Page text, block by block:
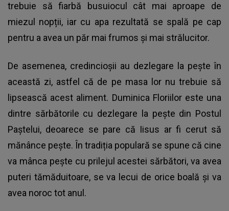
trebuie să fiarbă busuiocul cât mai aproape de
miezul nopții, iar cu apa rezultată se spală pe cap
pentru a avea un păr mai frumos și mai strălucitor.
De asemenea, credincioșii au dezlegare la pește în
această zi, astfel că de pe masa lor nu trebuie să
lipsească acest aliment. Duminica Floriilor este una
dintre sărbătorile cu dezlegare la pește din Postul
Paștelui, deoarece se pare că Iisus ar fi cerut să
mănânce pește. În tradiția populară se spune că cine
va mânca pește cu prilejul acestei sărbători, va avea
puteri tămăduitoare, se va lecui de orice boală și va
avea noroc tot anul.